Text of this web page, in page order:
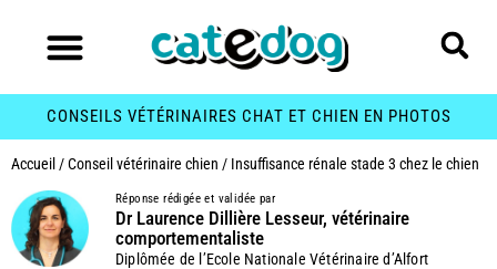
CONSEILS VÉTÉRINAIRES CHAT ET CHIEN EN PHOTOS
Accueil /Conseil vétérinaire chien / Insuffisance rénale stade 3 chez le chien
Réponse rédigée et validée par
Dr Laurence Dillière Lesseur, vétérinaire
comportementaliste
Diplômée de l’Ecole Nationale Vétérinaire d’Alfort